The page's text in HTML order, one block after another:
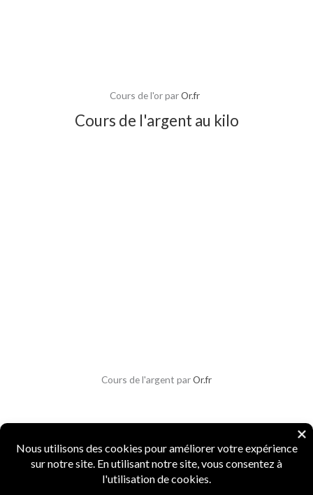
Cours de l'or parOr.fr
Cours de l'argent au kilo
Cours de l'argent parOr.fr
Copyright © 2026 Parlons Monnaies
Mentions légales|CGV|CGU|Confidentialité|Sécurité